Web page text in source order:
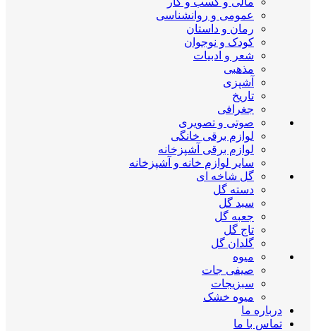
عمومی و روانشناسی
رمان و داستان
کودک و نوجوان
شعر و ادبیات
مذهبی
آشپزی
تاریخ
جغرافی
صوتی و تصویری
لوازم برقی خانگی
لوازم برقی آشپزخانه
سایر لوازم خانه و آشپزخانه
گل شاخه ای
دسته گل
سبد گل
جعبه گل
تاج گل
گلدان گل
میوه
صیفی جات
سبزیجات
میوه خشک
درباره ما
تماس با ما